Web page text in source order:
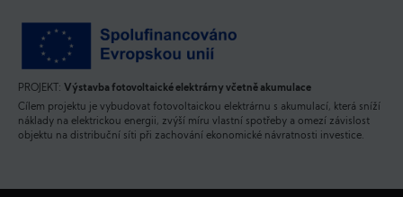
PROJEKT: Výstavba fotovoltaické elektrárny včetně akumulace
Cílem projektu je vybudovat fotovoltaickou elektrárnu s akumulací, která sníží
náklady na elektrickou energii, zvýší míru vlastní spotřeby a omezí závislost
objektu na distribuční síti při zachování ekonomické návratnosti investice.